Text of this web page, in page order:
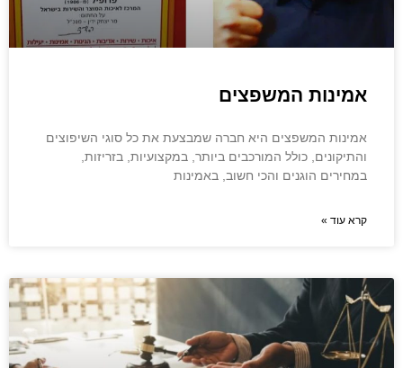
אמינות המשפצים
אמינות המשפצים היא חברה שמבצעת את כל סוגי השיפוצים
והתיקונים, כולל המורכבים ביותר, במקצועיות, בזריזות,
במחירים הוגנים והכי חשוב, באמינות
קרא עוד »